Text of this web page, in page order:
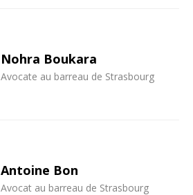
Nohra Boukara
Avocate au barreau de Strasbourg
Antoine Bon
Avocat au barreau de Strasbourg